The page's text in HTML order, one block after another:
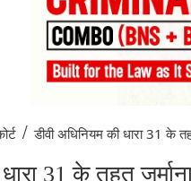
/ डीवी अधिनियम की धारा 31 के
धारा 31 के तहत